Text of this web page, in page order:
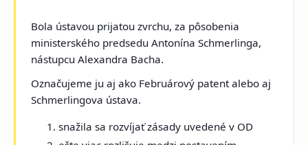
Bola ústavou prijatouzvrchu, za pôsobenia
ministerského predseduAntonína Schmerlinga,
nástupcuAlexandra Bacha.
Označujeme ju aj ako Februárový patentalebo aj
Schmerlingova ústava.
snažila sa rozvíjať zásady uvedené v OD